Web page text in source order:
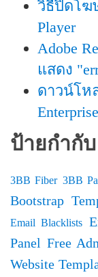
วิธีปิดโฆ
Player
Adobe
แสดง
ดาวน์โห
ป้ายกำกับ
3BB Fiber 3BB
Bootstrap
Email Blacklists
Panel Free
Website